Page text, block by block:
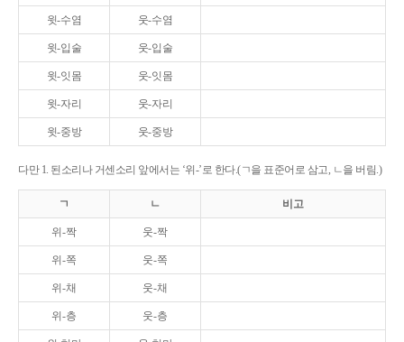
윗-수염 웃-수염
윗-입술 웃-입술
윗-잇몸 웃-잇몸
윗-자리 웃-자리
윗-중방 웃-중방
다만 1. 된소리나 거센소리 앞에서는 ‘위-’로 한다.(ㄱ을 표준어로 삼고, ㄴ을 버림.)
ㄱ ㄴ 비고
위-짝 웃-짝
위-쪽 웃-쪽
위-채 웃-채
위-층 웃-층